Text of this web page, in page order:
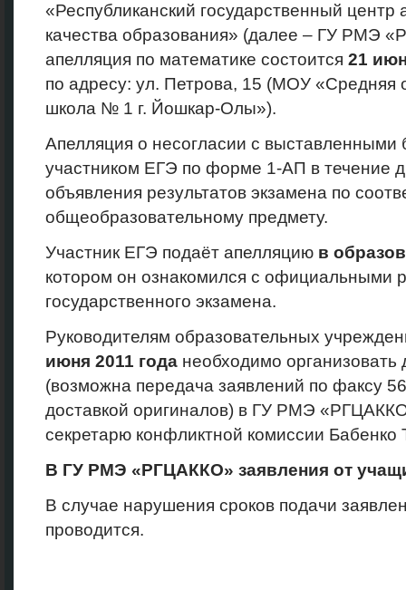
«Республиканский государственный центр
качества образования» (далее – ГУ РМЭ
апелляция по математике состоится 21
по адресу: ул. Петрова, 15 (МОУ «Средняя
школа № 1 г. Йошкар-Олы»).
Апелляция о несогласии с выставленными
участником ЕГЭ по форме 1-АП в течение
объявления результатов экзамена по
общеобразовательному предмету.
Участник ЕГЭ подаёт апелляцию в
котором он ознакомился с официальными
государственного экзамена.
Руководителям образовательных
июня 2011 года необходимо организовать
(возможна передача заявлений по факсу
доставкой оригиналов) в ГУ РМЭ
секретарю конфликтной комиссии Бабенко
В ГУ РМЭ «РГЦАККО» заявления от
В случае нарушения сроков подачи
проводится.